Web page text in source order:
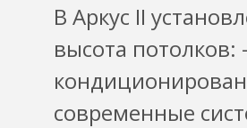
В Аркус II
высота потолков:
современные